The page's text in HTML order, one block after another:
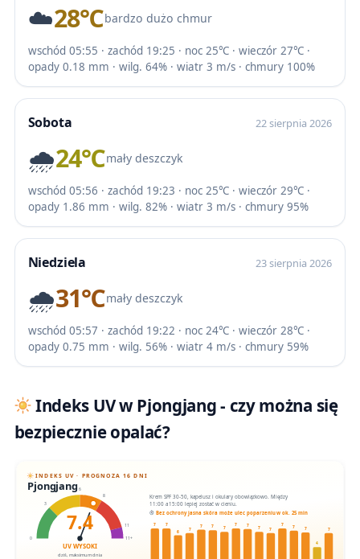
☁️28℃bardzo dużo chmur
wschód 05:55 · zachód 19:25 · noc 25℃ · wieczór 27℃ ·
opady 0.18 mm · wilg. 64% · wiatr 3 m/s · chmury 100%
Sobota 22 sierpnia 2026
🌧️24℃mały deszczyk
wschód 05:56 · zachód 19:23 · noc 25℃ · wieczór 29℃ ·
opady 1.86 mm · wilg. 82% · wiatr 3 m/s · chmury 95%
Niedziela 23 sierpnia 2026
🌧️31℃mały deszczyk
wschód 05:57 · zachód 19:22 · noc 24℃ · wieczór 28℃ ·
opady 0.75 mm · wilg. 56% · wiatr 4 m/s · chmury 59%
Indeks UV w Pjongjang - czy można się
bezpiecznie opalać?
INDEKS UV · PROGNOZA 16 DNI
Pjongjang
0
3
6
8
11
11+
7.4
UV WYSOKI
dziś, maksimum dnia
Krem SPF 30-50, kapelusz i okulary obowiązkowo. Między
11:00 a 15:00 lepiej zostać w cieniu.
Bez ochrony jasna skóra może ulec poparzeniu w ok. 25 min
7 7
6 7
7 7 7
7 7
7 7
7 7 7
4
7